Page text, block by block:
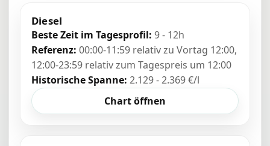
Diesel
Beste Zeit im Tagesprofil: 9 - 12h
Referenz: 00:00-11:59 relativ zu Vortag 12:00,
12:00-23:59 relativ zum Tagespreis um 12:00
Historische Spanne: 2.129 - 2.369 €/l
Chart öffnen